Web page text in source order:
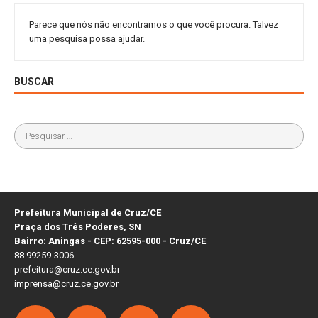
Parece que nós não encontramos o que você procura. Talvez
uma pesquisa possa ajudar.
BUSCAR
Prefeitura Municipal de Cruz/CE
Praça dos Três Poderes, SN
Bairro: Aningas - CEP: 62595-000 - Cruz/CE
88 99259-3006
prefeitura@cruz.ce.gov.br
imprensa@cruz.ce.gov.br